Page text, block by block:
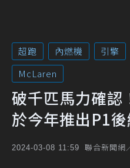
超跑 內燃機 引擎
McLaren
破千匹馬力確
於今年推出P1後
2024-03-08 11:59 聯合新聞網